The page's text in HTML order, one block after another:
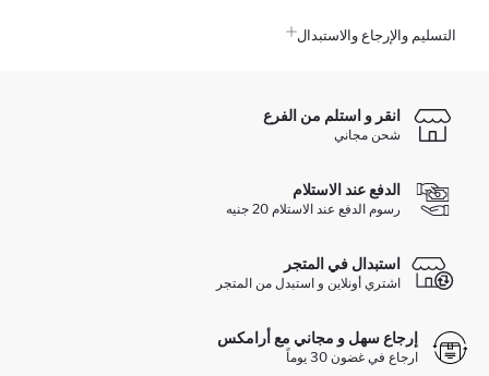
التسليم والإرجاع والاستبدال
انقر و استلم من الفرع
شحن مجاني
الدفع عند الاستلام
رسوم الدفع عند الاستلام 20 جنيه
استبدال في المتجر
اشتري أونلاين و استبدل من المتجر
إرجاع سهل و مجاني مع أرامكس
ارجاع في غضون 30 يوماً